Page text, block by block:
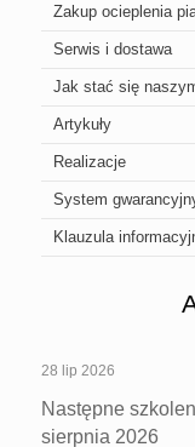
Zakup ocieplenia
Serwis i dostawa
Jak stać się
Artykuły
Realizacje
System
Klauzula
28 lip 2026
Następne
sierpnia 2026